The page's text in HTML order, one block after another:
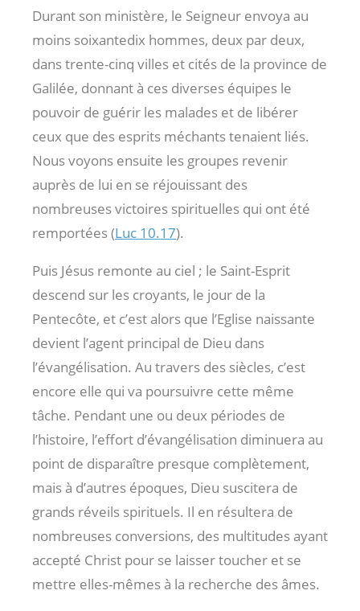
Durant son ministère, le Seigneur envoya au
moins soixantedix hommes, deux par deux,
dans trente-cinq villes et cités de la province de
Galilée, donnant à ces diverses équipes le
pouvoir de guérir les malades et de libérer
ceux que des esprits méchants tenaient liés.
Nous voyons ensuite les groupes revenir
auprès de lui en se réjouissant des
nombreuses victoires spirituelles qui ont été
remportées (Luc 10.17).
Puis Jésus remonte au ciel ; le Saint-Esprit
descend sur les croyants, le jour de la
Pentecôte, et c’est alors que l’Eglise naissante
devient l’agent principal de Dieu dans
l’évangélisation. Au travers des siècles, c’est
encore elle qui va poursuivre cette même
tâche. Pendant une ou deux périodes de
l’histoire, l’effort d’évangélisation diminuera au
point de disparaître presque complètement,
mais à d’autres époques, Dieu suscitera de
grands réveils spirituels. Il en résultera de
nombreuses conversions, des multitudes ayant
accepté Christ pour se laisser toucher et se
mettre elles-mêmes à la recherche des âmes.